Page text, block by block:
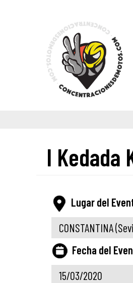
I Kedada
Lugar del
CONSTANTINA
Fecha del
15/03/2020